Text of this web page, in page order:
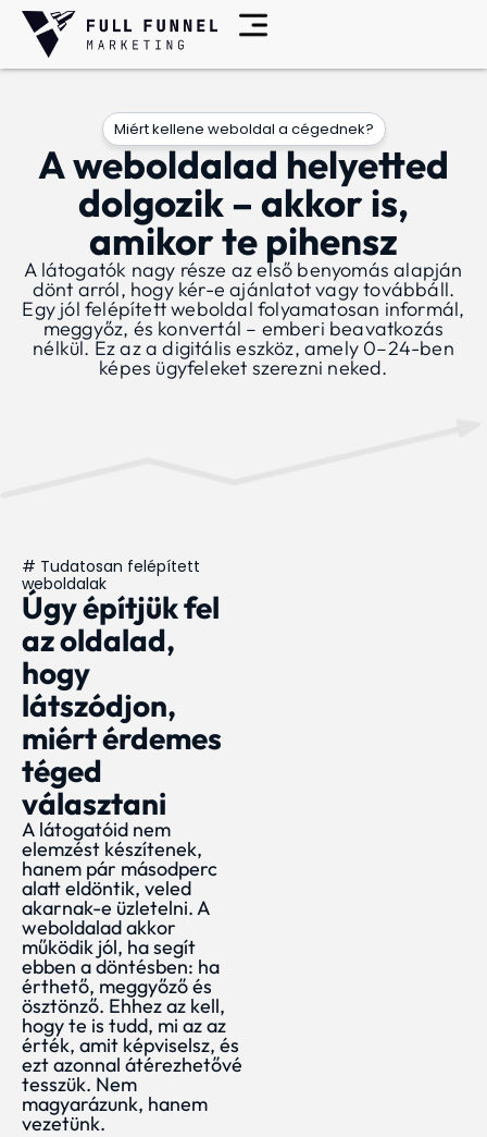
Miért kellene weboldal a cégednek?
A weboldalad helyetted
dolgozik – akkor is,
amikor te pihensz
A látogatók nagy része az első benyomás alapján
dönt arról, hogy kér-e ajánlatot vagy továbbáll.
Egy jól felépített weboldal folyamatosan informál,
meggyőz, és konvertál – emberi beavatkozás
nélkül. Ez az a digitális eszköz, amely 0–24-ben
képes ügyfeleket szerezni neked.
# Tudatosan felépített
weboldalak
Úgy építjük fel
az oldalad,
hogy
látszódjon,
miért érdemes
téged
választani
A látogatóid nem
elemzést készítenek,
hanem pár másodperc
alatt eldöntik, veled
akarnak-e üzletelni. A
weboldalad akkor
működik jól, ha segít
ebben a döntésben: ha
érthető, meggyőző és
ösztönző. Ehhez az kell,
hogy te is tudd, mi az az
érték, amit képviselsz, és
ezt azonnal átérezhetővé
tesszük. Nem
magyarázunk, hanem
vezetünk.